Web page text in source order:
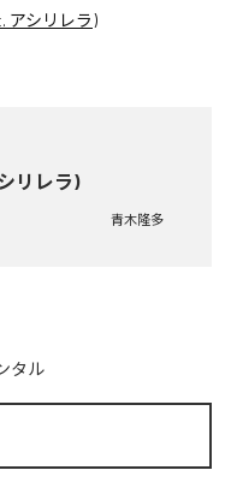
アシリレラ)
リレラ)
青木隆多
タル